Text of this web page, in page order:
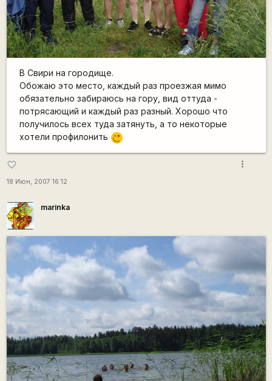
В Свири на городище.
Обожаю это место, каждый раз проезжая мимо
обязательно забираюсь на гору, вид оттуда -
потрясающий и каждый раз разный. Хорошо что
получилось всех туда затянуть, а то некоторые
хотели профилонить ,-)
favorite_border
18 Июн, 2007 16:12
more_vert
marinka